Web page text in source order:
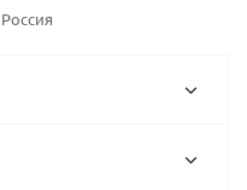
Россия